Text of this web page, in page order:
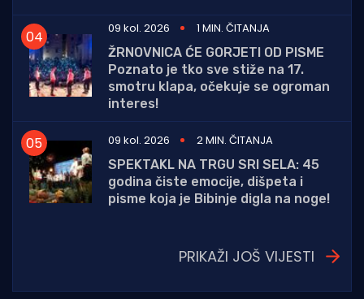
09 kol. 2026
1 MIN. ČITANJA
ŽRNOVNICA ĆE GORJETI OD PISME
Poznato je tko sve stiže na 17.
smotru klapa, očekuje se ogroman
interes!
09 kol. 2026
2 MIN. ČITANJA
SPEKTAKL NA TRGU SRI SELA: 45
godina čiste emocije, dišpeta i
pisme koja je Bibinje digla na noge!
PRIKAŽI JOŠ VIJESTI